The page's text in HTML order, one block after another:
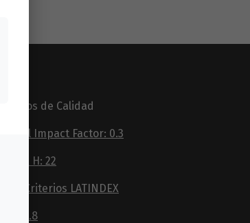
Criterios de Calidad
Journal Impact Factor: 0.3
ÍNDICE H: 22
100% Criterios LATINDEX
ICDS=7.8